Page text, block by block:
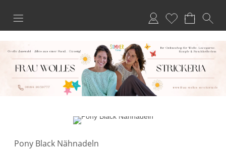
Anmelden
Merkliste
Pony Black Nähnadeln